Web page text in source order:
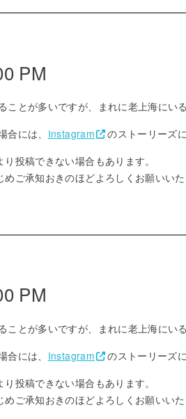
PM
ことが多いですが、まれに老上海にい
合には、 Instagram
のストーリーズ
投稿できない場合もあります。
ご承知おきのほどよろしくお願いいた
PM
ことが多いですが、まれに老上海にい
合には、 Instagram
のストーリーズ
投稿できない場合もあります。
ご承知おきのほどよろしくお願いいた